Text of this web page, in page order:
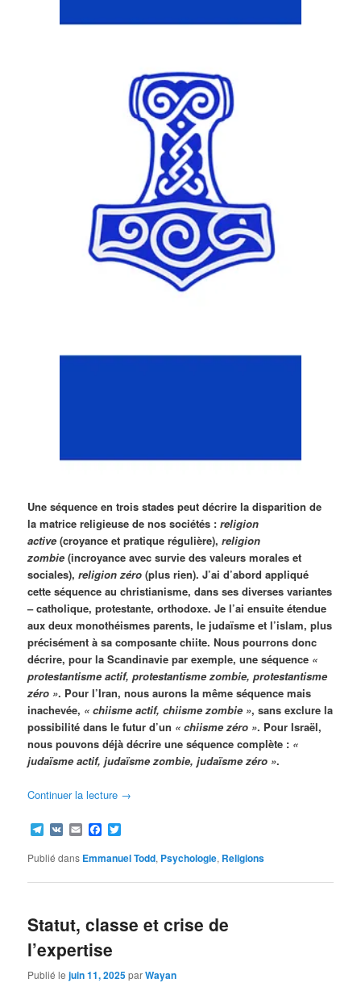
Une séquence en trois stades peut décrire la disparition de
la matrice religieuse de nos sociétés :religion
active (croyance et pratique régulière),religion
zombie (incroyance avec survie des valeurs morales et
sociales),religion zéro (plus rien). J’ai d’abord appliqué
cette séquence au christianisme, dans ses diverses variantes
– catholique, protestante, orthodoxe. Je l’ai ensuite étendue
aux deux monothéismes parents, le judaïsme et l’islam, plus
précisément à sa composante chiite. Nous pourrons donc
décrire, pour la Scandinavie par exemple, une séquence «
protestantisme actif, protestantisme zombie, protestantisme
zéro ». Pour l’Iran, nous aurons la même séquence mais
inachevée, « chiisme actif, chiisme zombie », sans exclure la
possibilité dans le futur d’un « chiisme zéro ». Pour Israël,
nous pouvons déjà décrire une séquence complète : «
judaïsme actif, judaïsme zombie, judaïsme zéro ».
Continuer la lecture →
Telegram
VK EmailFacebook
Publié dans Emmanuel Todd, Psychologie, Religions
Statut, classe et crise de
l’expertise
Publié lejuin 11, 2025parWayan